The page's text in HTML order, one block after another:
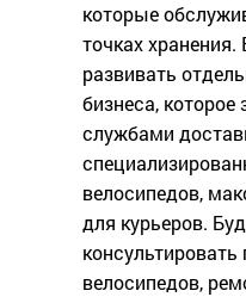
которые
точках
развивать
бизнеса,
службами
велосипедов,
для курьеров.
консультировать
велосипедов,